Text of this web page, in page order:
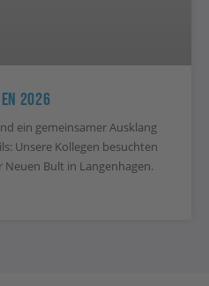
2026
ein gemeinsamer Ausklang
Unsere Kollegen besuchten
Bult in Langenhagen.